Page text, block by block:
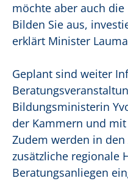
möchte aber auch
Bilden Sie aus,
erklärt Minister
Geplant sind weiter
Bildungsministerin
der Kammern und
Zudem werden in
zusätzliche regionale
Beratungsanliegen